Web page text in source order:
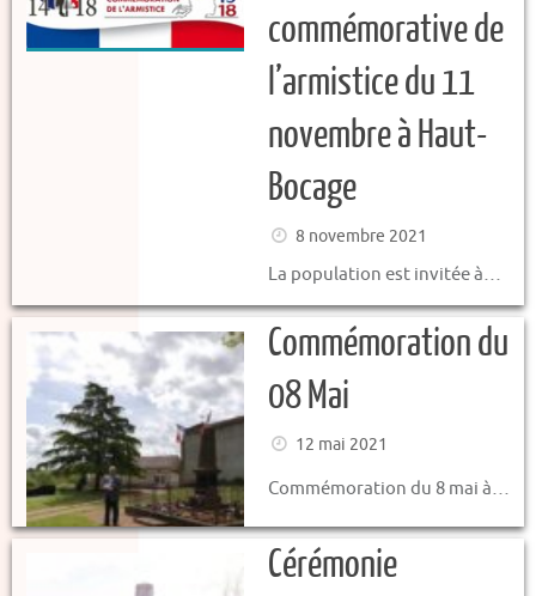
commémorative de
l’armistice du 11
novembre à Haut-
Bocage
8 novembre 2021
La population est invitée à…
Commémoration du
08 Mai
12 mai 2021
Commémoration du 8 mai à…
Cérémonie